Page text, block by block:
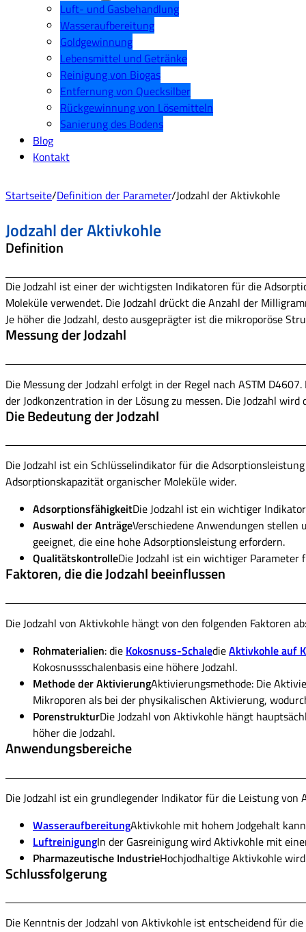
Luft- und Gasbehandlung
Wasseraufbereitung
Goldgewinnung
Lebensmittel und Getränke
Reinigung von Biogas
Entfernung von Quecksilber
Rückgewinnung von Lösemitteln
Sanierung des Bodens
Blog
Kontakt
Startseite/Definition der Parameter/Jodzahl der Aktivkohle
Jodzahl der Aktivkohle
Definition
Die Jodzahl ist einer der wichtigsten Indikatoren für die
Moleküle verwendet. Die Jodzahl drückt die Anzahl der
Je höher die Jodzahl, desto ausgeprägter ist die mikroporöse
Messung der Jodzahl
Die Messung der Jodzahl erfolgt in der Regel nach ASTM
der Jodkonzentration in der Lösung zu messen. Die Jodzahl
Die Bedeutung der Jodzahl
Die Jodzahl ist ein Schlüsselindikator für die
Adsorptionskapazität organischer Moleküle wider.
AdsorptionsfähigkeitDie Jodzahl ist ein wichtiger
Auswahl der AnträgeVerschiedene Anwendungen
geeignet, die eine hohe Adsorptionsleistung erfordern.
QualitätskontrolleDie Jodzahl ist ein wichtiger
Faktoren, die die Jodzahl beeinflussen
Die Jodzahl von Aktivkohle hängt von den folgenden Faktoren ab:
Rohmaterialien: die Kokosnuss-SchaledieAktivkohle auf
Kokosnussschalenbasis eine höhere Jodzahl.
Methode der AktivierungAktivierungsmethode: Die
Mikroporen als bei der physikalischen Aktivierung,
PorenstrukturDie Jodzahl von Aktivkohle hängt
höher die Jodzahl.
Anwendungsbereiche
Die Jodzahl ist ein grundlegender Indikator für die Leistung
WasseraufbereitungAktivkohle mit hohem Jodgehalt
LuftreinigungIn der Gasreinigung wird Aktivkohle mit
Pharmazeutische IndustrieHochjodhaltige Aktivkohle
Schlussfolgerung
Die Kenntnis der Jodzahl von Aktivkohle ist entscheidend für